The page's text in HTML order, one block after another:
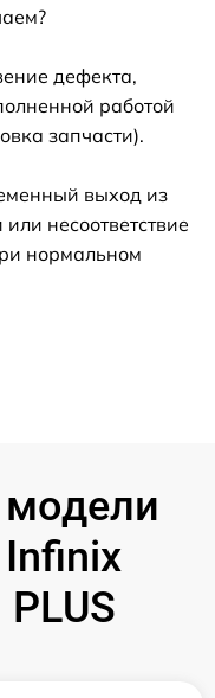
дефекта,
работой
запчасти).
выход из
несоответствие
нормальном
PLUS